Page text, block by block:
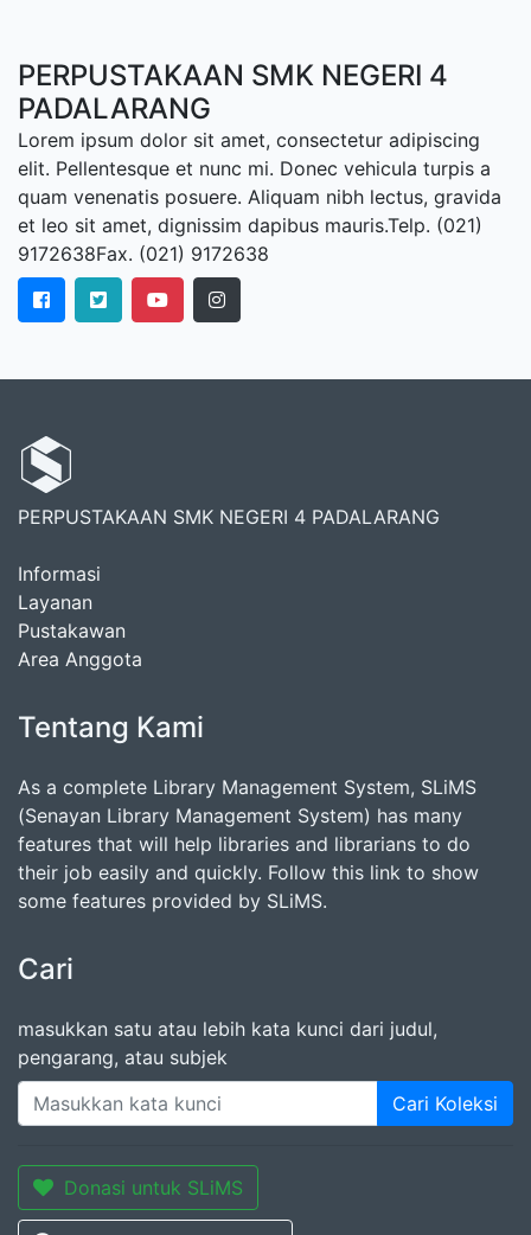
PERPUSTAKAAN SMK NEGERI 4
PADALARANG
Lorem ipsum dolor sit amet, consectetur adipiscing
elit. Pellentesque et nunc mi. Donec vehicula turpis a
quam venenatis posuere. Aliquam nibh lectus, gravida
et leo sit amet, dignissim dapibus mauris.Telp. (021)
9172638Fax. (021) 9172638
PERPUSTAKAAN SMK NEGERI 4 PADALARANG
Informasi
Layanan
Pustakawan
Area Anggota
Tentang Kami
As a complete Library Management System, SLiMS
(Senayan Library Management System) has many
features that will help libraries and librarians to do
their job easily and quickly. Follow this link to show
some features provided by SLiMS.
Cari
masukkan satu atau lebih kata kunci dari judul,
pengarang, atau subjek
Cari Koleksi
Donasi untuk SLiMS